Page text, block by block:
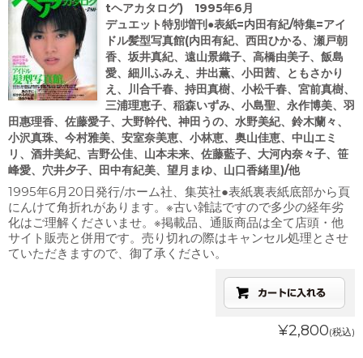
tヘアカタログ) 1995年6月
デュエット特別増刊●表紙=内田有紀/特集=アイ
ドル髪型写真館(内田有紀、西田ひかる、瀬戸朝
香、坂井真紀、遠山景織子、高橋由美子、飯島
愛、細川ふみえ、井出薫、小田茜、ともさかり
え、川合千春、持田真樹、小松千春、宮前真樹、
三浦理恵子、稲森いずみ、小島聖、永作博美、羽
田惠理香、佐藤愛子、大野幹代、神田うの、水野美紀、鈴木蘭々、
小沢真珠、今村雅美、安室奈美恵、小林恵、奥山佳恵、中山エミ
リ、酒井美紀、吉野公佳、山本未来、佐藤藍子、大河内奈々子、笹
峰愛、穴井夕子、田中有紀美、望月まゆ、山口香緒里)/他
1995年6月20日発行/ホーム社、集英社●表紙裏表紙底部から頁
にんけて角折れがあります。※古い雑誌ですので多少の経年劣
化はご理解くださいませ。※掲載品、通販商品は全て店頭・他
サイト販売と併用です。売り切れの際はキャンセル処理とさせ
ていただきますので、御了承ください。
¥2,800(税込)